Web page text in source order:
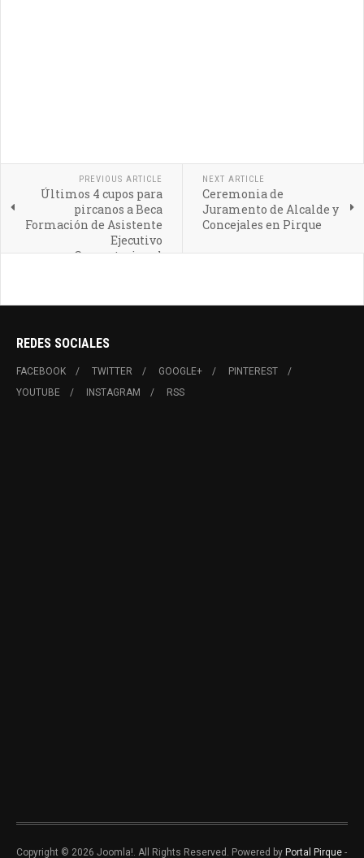
PREVIOUS ARTICLE
Últimos 4 cupos para
pircanos a Beca
Formación de Asistente
Ejecutivo
Computacional
NEXT ARTICLE
Ceremonia de
Juramento de Alcalde y
Concejales en Pirque
REDES SOCIALES
FACEBOOK TWITTER GOOGLE+
PINTEREST
YOUTUBE
INSTAGRAM RSS
Copyright © 2026 Joomla!. All Rights Reserved. Powered by Portal Pirque -